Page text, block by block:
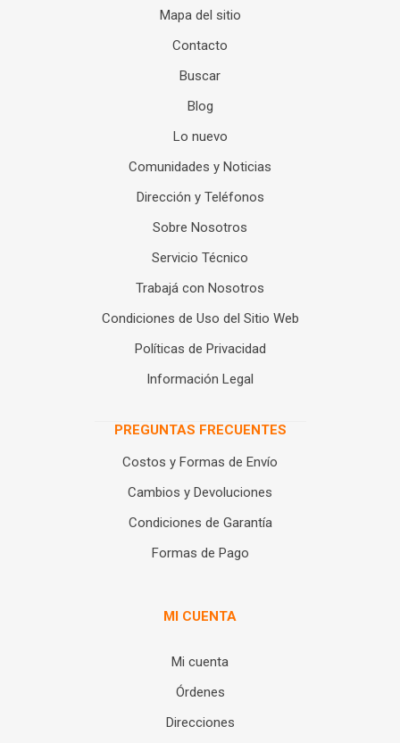
Mapa del sitio
Contacto
Buscar
Blog
Lo nuevo
Comunidades y Noticias
Dirección y Teléfonos
Sobre Nosotros
Servicio Técnico
Trabajá con Nosotros
Condiciones de Uso del Sitio Web
Políticas de Privacidad
Información Legal
PREGUNTAS FRECUENTES
Costos y Formas de Envío
Cambios y Devoluciones
Condiciones de Garantía
Formas de Pago
MI CUENTA
Mi cuenta
Órdenes
Direcciones